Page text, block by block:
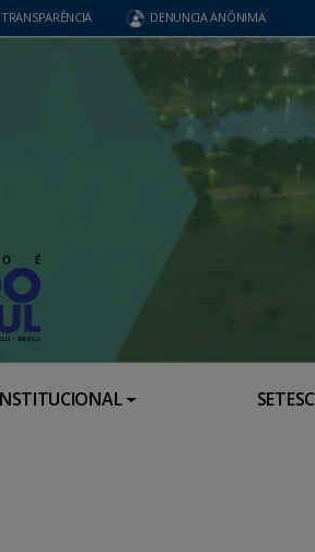
TRANSPARÊNCIA DENUNCIA ANÔNIMA
SETESC